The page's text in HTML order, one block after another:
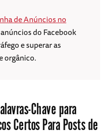
de Anúncios no
do Facebook
e superar as
orgânico.
Chave para
Certos Para Posts de